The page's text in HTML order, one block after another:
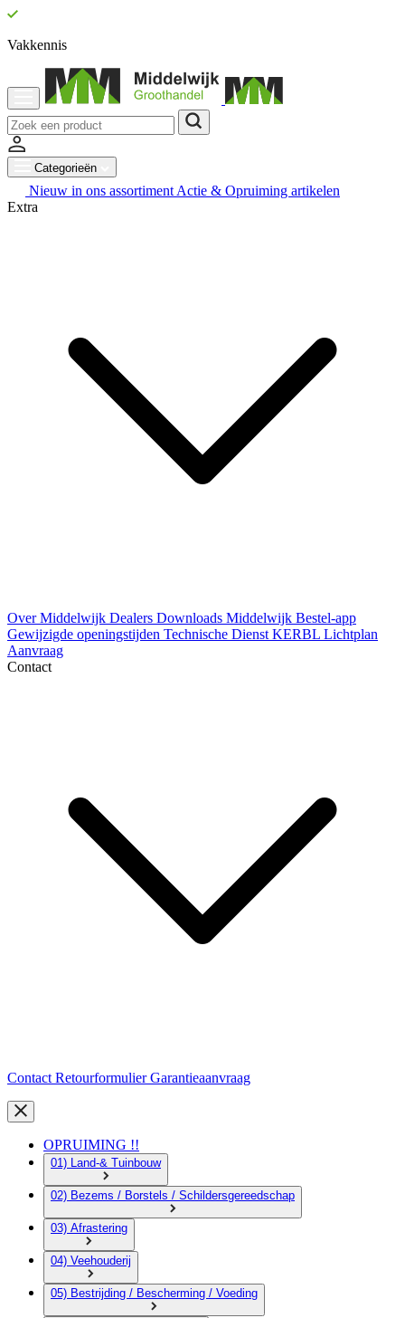
Vakkennis
Categorieën
Nieuw in ons assortiment Actie & Opruiming artikelen
Extra
Over Middelwijk Dealers Downloads Middelwijk Bestel-app
Gewijzigde openingstijden Technische Dienst KERBL Lichtplan
Aanvraag
Contact
Contact RetourformulierGarantieaanvraag
OPRUIMING !!
01) Land-& Tuinbouw
02) Bezems / Borstels / Schildersgereedschap
03) Afrastering
04) Veehouderij
05) Bestrijding / Bescherming / Voeding